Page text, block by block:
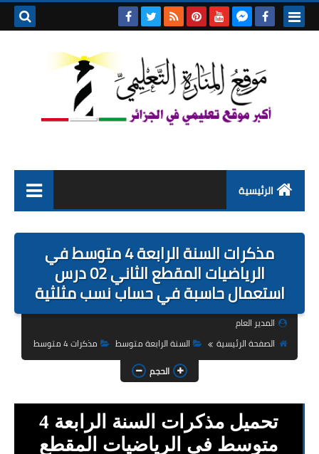
الرئيسية
التربية التحضيرية
السنة الاولى ابتدائي
السنة الخامسة ابتدائي
مذكرات السنة الرابعة 4 متوسط في
الرياضيات المقطع الثاني 02 درس
استعمال حاسبة في حساب نسب مثلثية
المدير العام
الصفحة الرئيسية
السنة الرابعة متوسط
مذكرات 4 متوسط
الحجم
تحميل مذكرات السنة الرابعة 4
متوسط في الرياضيات المقطع